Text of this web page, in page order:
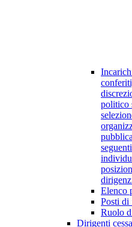
politico
Elenco
Posti di
Ruolo
Dirigenti